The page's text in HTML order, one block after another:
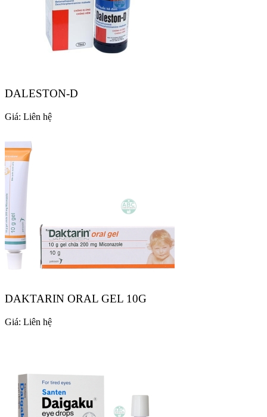
DALESTON-D
Giá: Liên hệ
DAKTARIN ORAL GEL 10G
Giá: Liên hệ